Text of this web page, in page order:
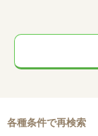
各種条件で再検索